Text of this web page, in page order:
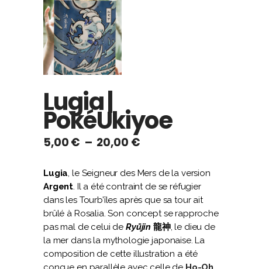
Lugia |
PokéUkiyoe
5,00€ – 20,00 €Plage
prix :
5,00 €
à
20,00 €
Lugia, le Seigneur des Mers de la version
Argent. Il a été contraint de se réfugier
dans les Tourb’îles après que sa tour ait
brûlé à Rosalia. Son concept se rapproche
pas mal de celui de Ryūjin 龍神, le dieu de
la mer dans la mythologie japonaise. La
composition de cette illustration a été